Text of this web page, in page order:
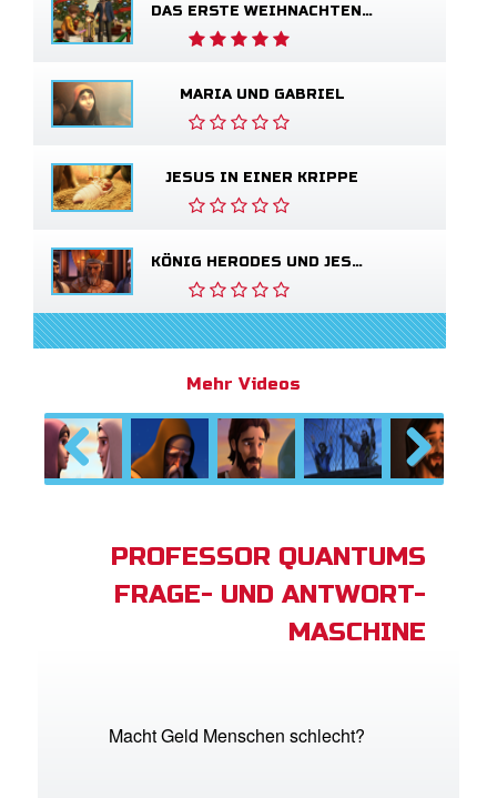
DAS ERSTE WEIHNACHTEN – DAS ERLÖSUNGSGEDICHT
MARIA UND GABRIEL
JESUS IN EINER KRIPPE
KÖNIG HERODES UND JESUS
Mehr Videos
Previous Next
PROFESSOR QUANTUMS
FRAGE- UND ANTWORT-
MASCHINE
Macht Geld Menschen schlecht?